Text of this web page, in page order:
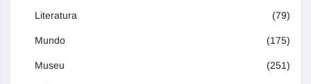
Literatura (79)
Mundo (175)
Museu (251)